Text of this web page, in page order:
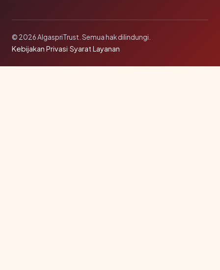
© 2026 AlgaspriTrust. Semua hak dilindungi.
Kebijakan Privasi·Syarat Layanan